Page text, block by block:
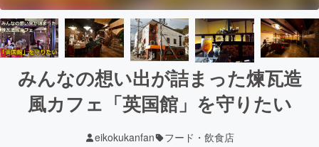
みんなの想い出が詰まった煉瓦造
風カフェ「英国館」を守りたい
eikokukanfan フード・飲食店